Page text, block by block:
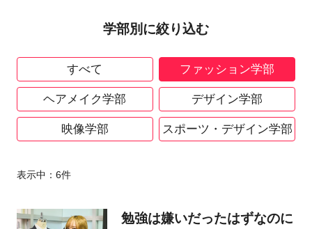
学部別に絞り込む
すべて ファッション学部
ヘアメイク学部 デザイン学部
映像学部 スポーツ・デザイン学部
表示中： 6件
勉強は嫌いだったはずなのに